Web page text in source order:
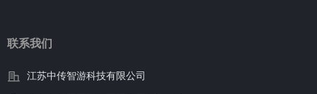
联系我们
江苏中传智游科技有限公司